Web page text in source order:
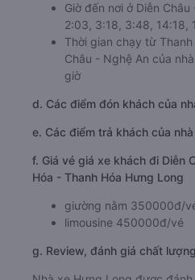
Giờ đến nơi ở Diễn
2:03, 3:18, 3:48, 14:18,
Thời gian chạy từ
Châu - Nghệ An của
giờ
d. Các điểm đón khách của
e. Các điểm trả khách của
f. Giá vé giá xe khách đi Diễn
Hóa - Thanh Hóa Hưng Long
giường nằm 350000đ/
limousine 450000đ/vé
g. Review, đánh giá chất